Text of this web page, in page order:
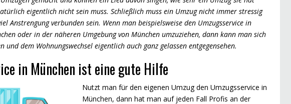
eigentlich nicht sein muss. Schließlich muss ein Umzug nicht immer stressig
Anstrengung verbunden sein. Wenn man beispielsweise den Umzugsservice in
oder in der näheren Umgebung von München umzuziehen, dann kann man sich
und dem Wohnungswechsel eigentlich auch ganz gelassen entgegensehen.
in München ist eine gute Hilfe
Nutzt man für den eigenen Umzug den Umzugsservice in
München, dann hat man auf jeden Fall Profis an der